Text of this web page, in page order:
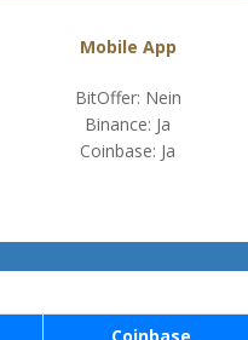
Mobile App
BitOffer: Nein
Binance: Ja
Coinbase: Ja